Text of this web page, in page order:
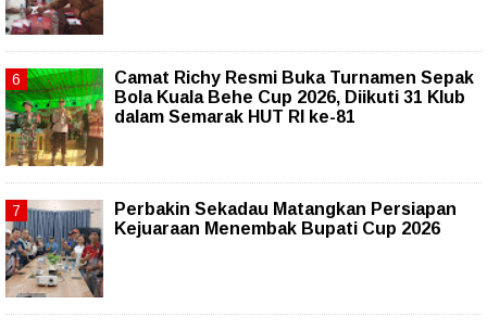
Camat Richy Resmi Buka Turnamen Sepak
Bola Kuala Behe Cup 2026, Diikuti 31 Klub
dalam Semarak HUT RI ke-81
Perbakin Sekadau Matangkan Persiapan
Kejuaraan Menembak Bupati Cup 2026